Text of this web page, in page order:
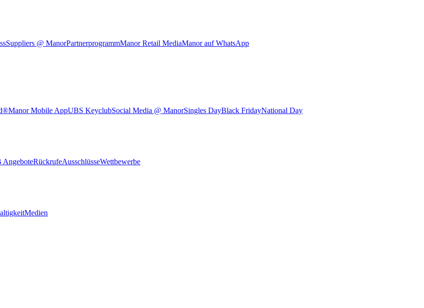
Suppliers @ ManorPartnerprogrammManor Retail MediaManor auf WhatsApp
Manor Mobile AppUBS KeyclubSocial Media @ ManorSingles DayBlack FridayNational Day
AngeboteRückrufeAusschlüsseWettbewerbe
Medien